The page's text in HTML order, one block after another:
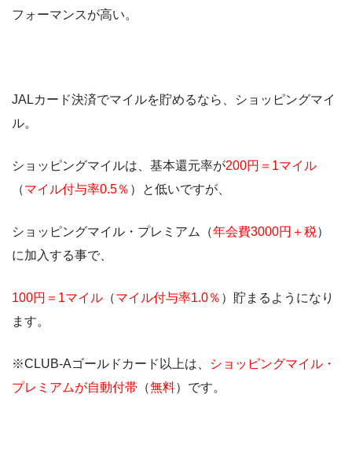
フォーマンスが高い。
JALカード決済でマイルを貯めるなら、ショッピングマイ
ル。
ショッピングマイルは、基本還元率が200円＝1マイル
（マイル付与率0.5％ ）と低いですが、
ショッピングマイル・プレミアム（年会費3000円＋税）
に加入する事で、
100円＝1マイル （マイル付与率1.0％ ）貯まるようになり
ます。
※CLUB-Aゴールドカード以上は、
ショッピングマイル・
プレミアムが自動付帯 （無料）です。